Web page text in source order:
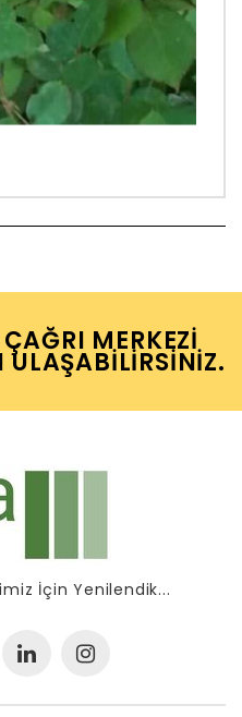
MERKEZI
ULAŞABILIRSINIZ.
İçin Yenilendik...